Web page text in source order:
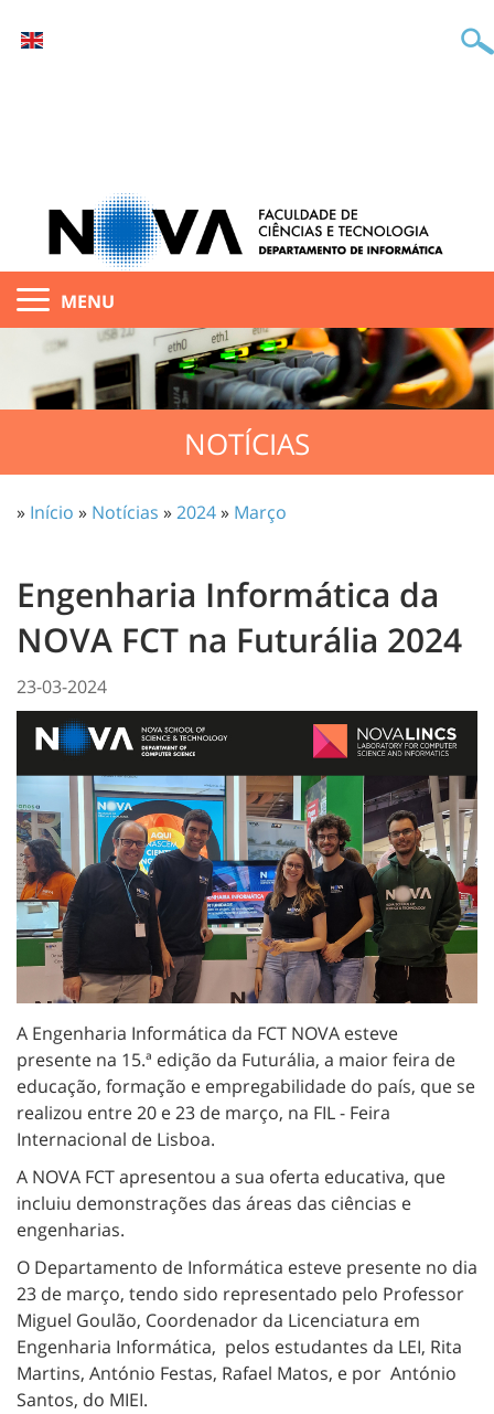
MENU
NOTÍCIAS
» Início » Notícias »2024» Março
Engenharia Informática da
NOVA FCT na Futurália 2024
23-03-2024
A Engenharia Informática da FCT NOVA esteve
presente na 15.ª edição da Futurália, a maior feira de
educação, formação e empregabilidade do país, que se
realizou entre 20 e 23 de março, na FIL - Feira
Internacional de Lisboa.
A NOVA FCT apresentou a sua oferta educativa, que
incluiu demonstrações das áreas das ciências e
engenharias.
O Departamento de Informática esteve presente no dia
23 de março, tendo sido representado pelo Professor
Miguel Goulão, Coordenador da Licenciatura em
Engenharia Informática, pelos estudantes da LEI, Rita
Martins, António Festas, Rafael Matos, e por António
Santos, do MIEI.